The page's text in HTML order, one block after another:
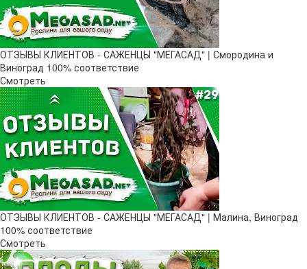
ОТЗЫВЫ КЛИЕНТОВ - САЖЕНЦЫ "МЕГАСАД" | Смородина и
Виноград 100% соответствие
Смотреть
ОТЗЫВЫ КЛИЕНТОВ - САЖЕНЦЫ "МЕГАСАД" | Малина, Виноград
100% соответствие
Смотреть